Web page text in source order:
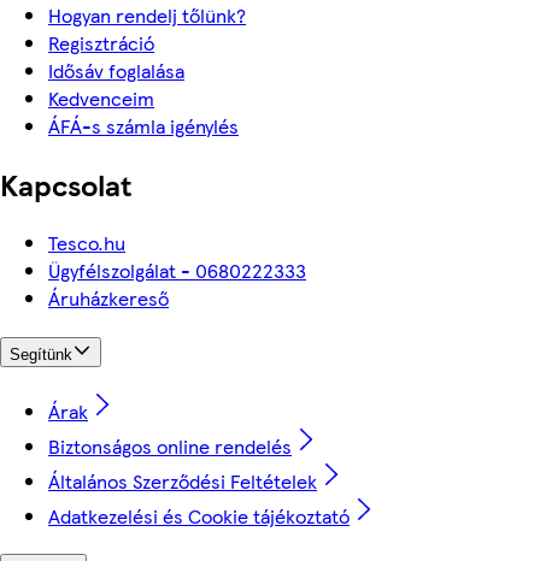
Hogyan rendelj tőlünk?
Regisztráció
Idősáv foglalása
Kedvenceim
ÁFÁ-s számla igénylés
Kapcsolat
Tesco.hu
Ügyfélszolgálat - 0680222333
Áruházkereső
Segítünk
Árak
Biztonságos online rendelés
Általános Szerződési Feltételek
Adatkezelési és Cookie tájékoztató